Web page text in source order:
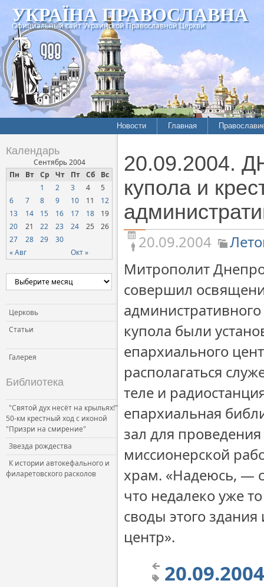
УКРАЇНА ПРАВОСЛАВНА
Официальный сайт Украинской Православной Церкви
Новости
Межконфессиональные
отношения
Нарушения прав
верующих
Официальная хроника
Расколы, ереси, секты
СОЦИАЛЬНОЕ
Церковь и власть
Церковь и общество
Церковь и СМИ
Главная
История
Хроники
Календарь
Сентябрь 2004
Пн
Вт Ср Чт Пт Сб Вс
« Авг Окт »
1 2 3 4
5
6
7 8 9 10 11
12
13
14 15 16 17 18
19
20
21 22 23 24 25
26
27
28 29 30
Церковь
Статьи
Галерея
Библиотека
"Святой дух несёт на крыльях!"
50-км крестный ход с иконой
"Призри на смирение"
Звезда рождества
К истории автокефального и
филаретовского расколов
20.09.2004.
купола и
20.09.2004
Митрополит
совершил
купола были
епархиального
располагаться
теле и
епархиальная
зал для
миссионерской
храм. «Надеюсь, —
что недалеко уже
своды этого
центр».